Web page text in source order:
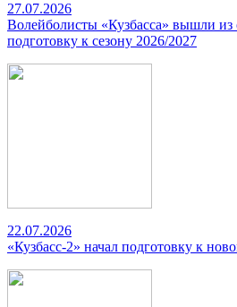
27.07.2026
Волейболисты «Кузбасса» вышли из
подготовку к сезону 2026/2027
22.07.2026
«Кузбасс-2» начал подготовку к